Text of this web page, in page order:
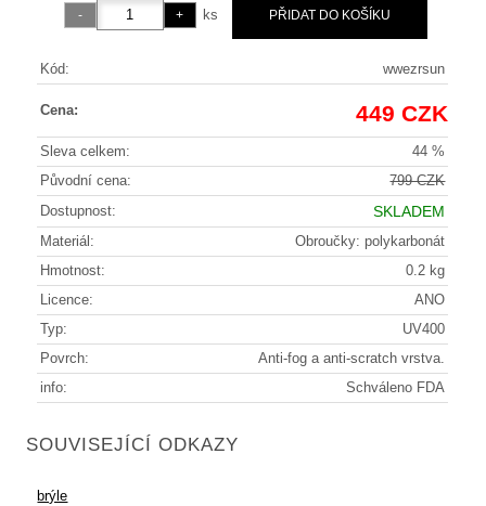
ks
Kód: wwezrsun
Cena: 449 CZK
Sleva celkem:
44 %
Původní cena:
799 CZK
Dostupnost:
SKLADEM
Materiál:
Obroučky: polykarbonát
Hmotnost:
0.2 kg
Licence:
ANO
Typ:
UV400
Povrch:
Anti-fog a anti-scratch vrstva.
info:
Schváleno FDA
SOUVISEJÍCÍ ODKAZY
brýle